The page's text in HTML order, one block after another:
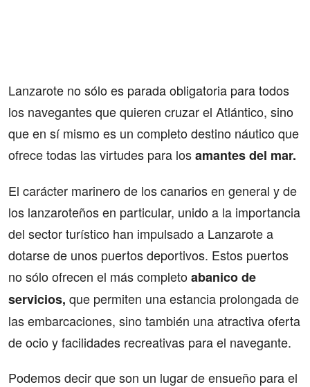
Lanzarote no sólo es parada obligatoria para todos
los navegantes que quieren cruzar el Atlántico, sino
que en sí mismo es un completo destino náutico que
ofrece todas las virtudes para losamantes del mar.
El carácter marinero de los canarios en general y de
los lanzaroteños en particular, unido a la importancia
del sector turístico han impulsado a Lanzarote a
dotarse de unos puertos deportivos. Estos puertos
no sólo ofrecen el más completoabanico de
servicios, que permiten una estancia prolongada de
las embarcaciones, sino también una atractiva oferta
de ocio y facilidades recreativas para el navegante.
Podemos decir que son un lugar de ensueño para el